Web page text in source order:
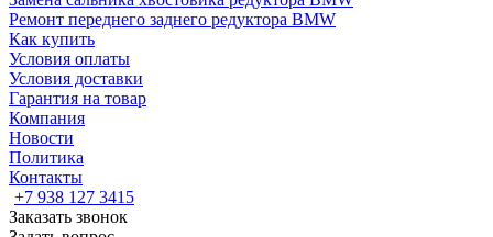
Ремонт переднего заднего редуктора BMW
Как купить
Условия оплаты
Условия доставки
Гарантия на товар
Компания
Новости
Политика
Контакты
+7 938 127 3415
Заказать звонок